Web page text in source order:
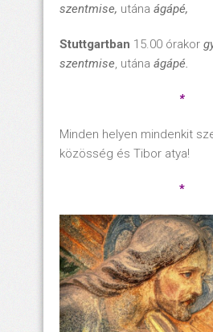
szentmise, utána ágápé,
Stuttgartban 15.00 órakor
szentmise, utána ágápé.
*
Minden helyen mindenkit
közösség és Tibor atya!
*